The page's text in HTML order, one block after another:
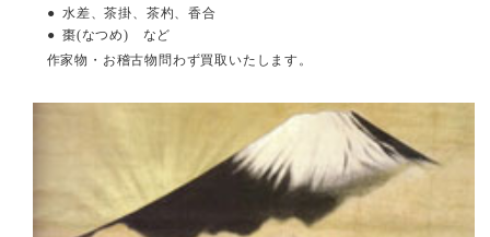
水差、茶掛、茶杓、香合
棗(なつめ) など
作家物・お稽古物問わず買取いたします。